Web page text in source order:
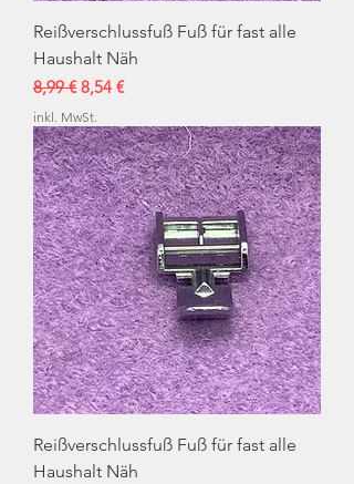
Reißverschlussfuß Fuß für fast alle
Haushalt Näh
Standardpreis
8,99 € Sale-Preis
8,54 €
inkl. MwSt.
Reißverschlussfuß Fuß für fast alle
Haushalt Näh